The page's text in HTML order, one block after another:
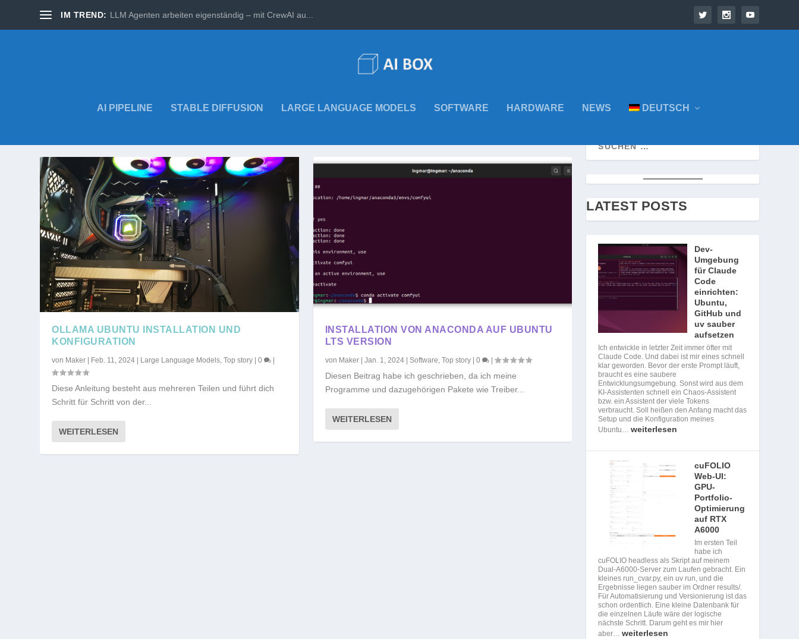
IM TREND: LLM Agenten arbeiten eigenständig – mit CrewAI au...
AI PIPELINE STABLE DIFFUSION LARGE LANGUAGE MODELS SOFTWARE HARDWARE NEWS DEUTSCH
OLLAMA UBUNTU INSTALLATION UND
KONFIGURATION
von Maker Feb. 11, 2024 Large Language Models,Top story |0
Diese Anleitung besteht aus mehreren Teilen und führt dich
Schritt für Schritt von der...
WEITERLESEN
INSTALLATION VON ANACONDA AUF UBUNTU
LTS VERSION
von Maker| Jan. 1, 2024| Software, Top story| 0 |
Diesen Beitrag habe ich geschrieben, da ich meine
Programme und dazugehörigen Pakete wie Treiber...
WEITERLESEN
LATEST POSTS
Dev-
Umgebung
für Claude
Code
einrichten:
Ubuntu,
GitHub und
uv sauber
aufsetzen
Ich entwickle in letzter Zeit immer öfter mit
Claude Code. Und dabei ist mir eines schnell
klar geworden. Bevor der erste Prompt läuft,
braucht es eine saubere
Entwicklungsumgebung. Sonst wird aus dem
KI-Assistenten schnell ein Chaos-Assistent
bzw. ein Assistent der viele Tokens
verbraucht. Soll heißen den Anfang macht das
Setup und die Konfiguration meines
Ubuntu…weiterlesen
cuFOLIO
Web-UI:
GPU-
Portfolio-
Optimierung
auf RTX
A6000
Im ersten Teil
habe ich
cuFOLIO headless als Skript auf meinem
Dual-A6000-Server zum Laufen gebracht. Ein
kleines run_cvar.py, ein uv run, und die
Ergebnisse liegen sauber im Ordner results/.
Für Automatisierung und Versionierung ist das
schon ordentlich. Eine kleine Datenbank für
die einzelnen Läufe wäre der logische
nächste Schritt. Darum geht es mir hier
aber…weiterlesen